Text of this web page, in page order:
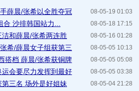
08-05-19 01:03
薛晨/张希以全胜夺冠
08-05-18 17:15
沙排韩国站力...
08-05-16 01:28
和薛晨/张希两连胜
08-05-05 10:13
希/薛晨女子组获第三
08-05-05 05:08
搭档 薛晨/张希获铜牌
08-05-05 03:38
会要尽力发挥到最好
08-05-04 21:28
三名 场外是好姐妹